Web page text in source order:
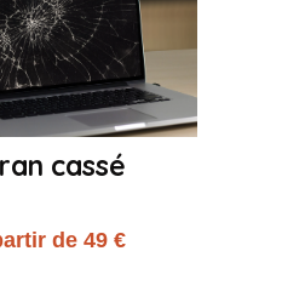
cassé
de 49 €